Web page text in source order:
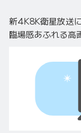
新4K8K衛星放送
臨場感あふれる高